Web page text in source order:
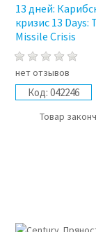
13 дней:
кризис 13 Days:
Missile Crisis
нет отзывов
Код: 042246
Товар